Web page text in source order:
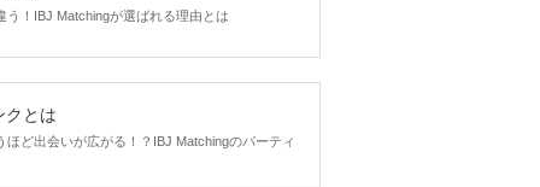
う！IBJ Matchingが選ばれる理由とは
クとは
ほど出会いが広がる！？IBJ Matchingのパーティ